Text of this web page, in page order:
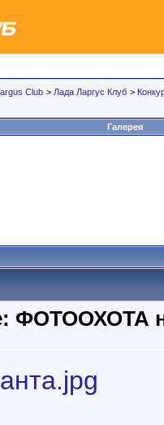
Club > Лада Ларгус Клуб >
Галерея
ФОТООХОТА